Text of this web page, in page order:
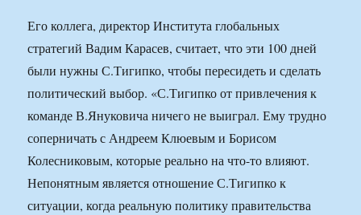
Его коллега, директор Института глобальных
стратегий Вадим Карасев, считает, что эти 100 дней
были нужны С.Тигипко, чтобы пересидеть и сделать
политический выбор. «С.Тигипко от привлечения к
команде В.Януковича ничего не выиграл. Ему трудно
соперничать с Андреем Клюевым и Борисом
Колесниковым, которые реально на что-то влияют.
Непонятным является отношение С.Тигипко к
ситуации, когда реальную политику правительства